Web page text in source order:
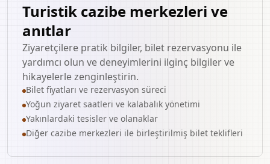
Turistik cazibe merkezleri ve
anıtlar
Ziyaretçilere pratik bilgiler, bilet rezervasyonu ile
yardımcı olun ve deneyimlerini ilginç bilgiler ve
hikayelerle zenginleştirin.
Bilet fiyatları ve rezervasyon süreci
Yoğun ziyaret saatleri ve kalabalık yönetimi
Yakınlardaki tesisler ve olanaklar
Diğer cazibe merkezleri ile birleştirilmiş bilet teklifleri